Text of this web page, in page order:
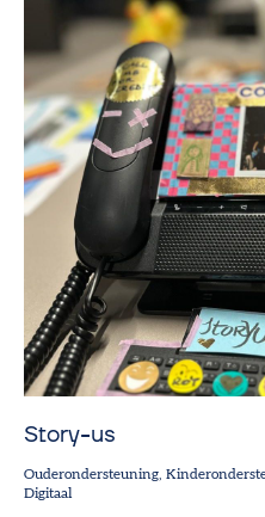
Story-us
Ouderondersteuning
Digitaal